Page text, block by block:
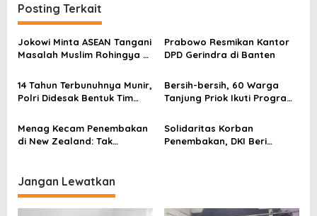
g
a
s
p
s
Posting Terkait
Jokowi Minta ASEAN Tangani
Masalah Muslim Rohingya di
Prabowo Resmikan Kantor
DPD Gerindra di Banten
14 Tahun Terbunuhnya Munir,
Polri Didesak Bentuk Tim
Bersih-bersih, 60 Warga
Tanjung Priok Ikuti Program
Menag Kecam Penembakan
di New Zealand: Tak
Solidaritas Korban
Penembakan, DKI Beri
Jangan Lewatkan